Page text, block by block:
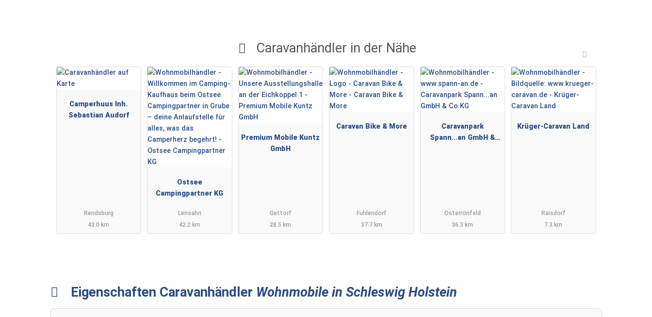
Caravanhändler in der Nähe
Camperhuus Inh.
Sebastian Audorf
Rendsburg
43.0 km
Ostsee
Campingpartner KG
Lensahn
42.2 km
Premium Mobile Kuntz
GmbH
Gettorf
28.5 km
Caravan Bike & More
Fuhlendorf
37.7 km
Caravanpark
Spann...an GmbH &
Osterrönfeld
36.3 km
Krüger-Caravan Land
Raisdorf
7.3 km
Eigenschaften Caravanhändler Wohnmobile in Schleswig Holstein